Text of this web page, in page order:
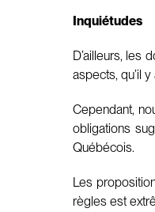
Inquiétudes
D’ailleurs, les
aspects, qu’il
Cependant,
obligations
Québécois.
Les
règles est